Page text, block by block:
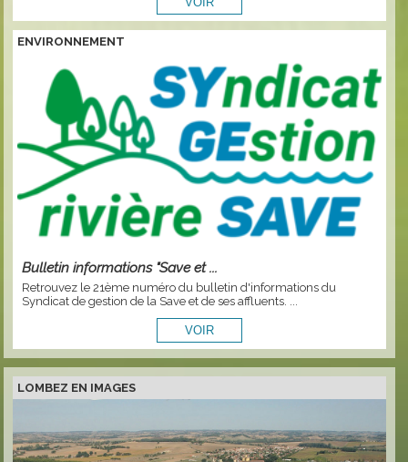
ENVIRONNEMENT
Bulletin informations "Save et ...
Retrouvez le 21ème numéro du bulletin d'informations du
Syndicat de gestion de la Save et de ses affluents. ...
LOMBEZ EN IMAGES